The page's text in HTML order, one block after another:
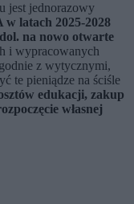
jest jednorazowy
w latach 2025-2028
na nowo otwarte
i wypracowanych
z wytycznymi,
te pieniądze na ściśle
edukacji, zakup
własnej